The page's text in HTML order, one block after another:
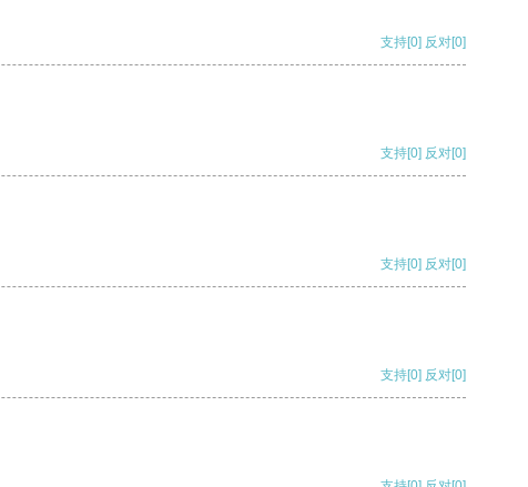
支持[0] 反对[0]
支持[0] 反对[0]
支持[0] 反对[0]
支持[0] 反对[0]